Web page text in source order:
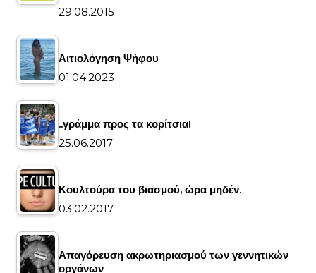
29.08.2015
Αιτιολόγηση Ψήφου
01.04.2023
..γράμμα προς τα κορίτσια!
25.06.2017
Κουλτούρα του βιασμού, ώρα μηδέν.
03.02.2017
Απαγόρευση ακρωτηριασμού των γεννητικών
οργάνων